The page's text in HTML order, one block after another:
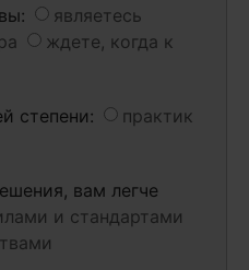
являетесь
ждете, когда к
степени:
практик
вам легче
и стандартами